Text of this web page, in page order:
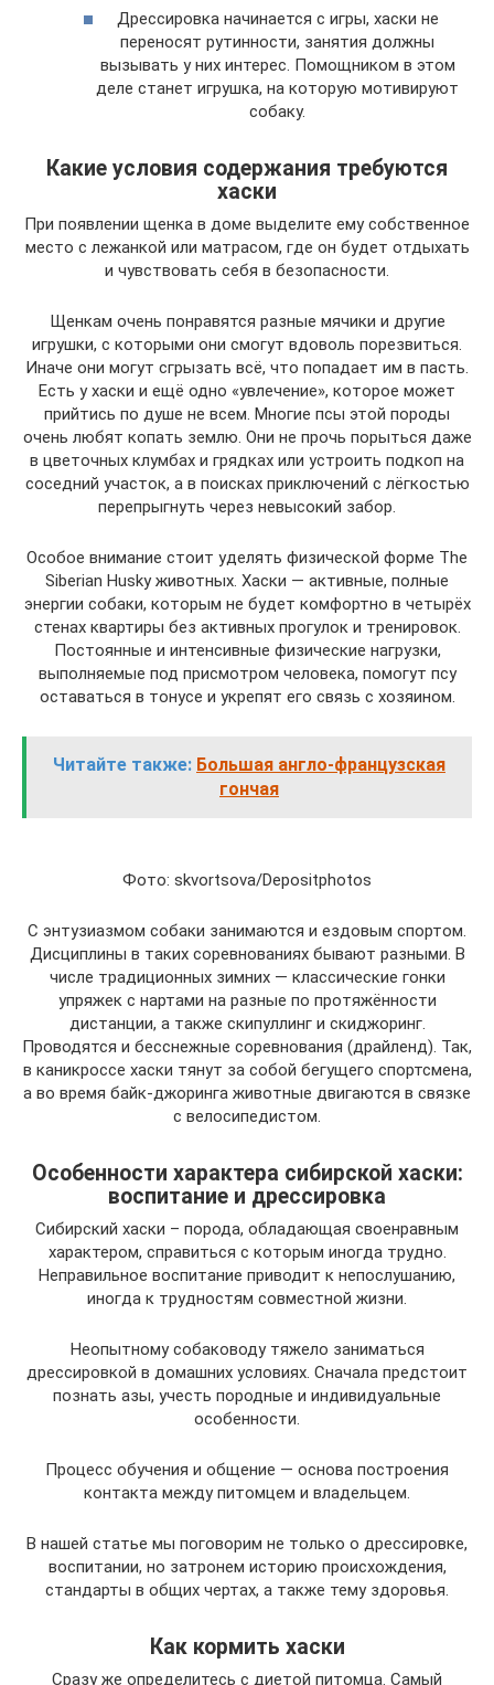
Дрессировка начинается с игры, хаски не
переносят рутинности, занятия должны
вызывать у них интерес. Помощником в этом
деле станет игрушка, на которую мотивируют
собаку.
Какие условия содержания требуются
хаски
При появлении щенка в доме выделите ему собственное
место с лежанкой или матрасом, где он будет отдыхать
и чувствовать себя в безопасности.
Щенкам очень понравятся разные мячики и другие
игрушки, с которыми они смогут вдоволь порезвиться.
Иначе они могут сгрызать всё, что попадает им в пасть.
Есть у хаски и ещё одно «увлечение», которое может
прийтись по душе не всем. Многие псы этой породы
очень любят копать землю. Они не прочь порыться даже
в цветочных клумбах и грядках или устроить подкоп на
соседний участок, а в поисках приключений с лёгкостью
перепрыгнуть через невысокий забор.
Особое внимание стоит уделять физической форме The
Siberian Husky животных. Хаски — активные, полные
энергии собаки, которым не будет комфортно в четырёх
стенах квартиры без активных прогулок и тренировок.
Постоянные и интенсивные физические нагрузки,
выполняемые под присмотром человека, помогут псу
оставаться в тонусе и укрепят его связь с хозяином.
Читайте также: Большая англо-французская
гончая
Фото: skvortsova/Depositphotos
С энтузиазмом собаки занимаются и ездовым спортом.
Дисциплины в таких соревнованиях бывают разными. В
числе традиционных зимних — классические гонки
упряжек с нартами на разные по протяжённости
дистанции, а также скипуллинг и скиджоринг.
Проводятся и бесснежные соревнования (драйленд). Так,
в каникроссе хаски тянут за собой бегущего спортсмена,
а во время байк‑джоринга животные двигаются в связке
с велосипедистом.
Особенности характера сибирской хаски:
воспитание и дрессировка
Сибирский хаски – порода, обладающая своенравным
характером, справиться с которым иногда трудно.
Неправильное воспитание приводит к непослушанию,
иногда к трудностям совместной жизни.
Неопытному собаководу тяжело заниматься
дрессировкой в домашних условиях. Сначала предстоит
познать азы, учесть породные и индивидуальные
особенности.
Процесс обучения и общение — основа построения
контакта между питомцем и владельцем.
В нашей статье мы поговорим не только о дрессировке,
воспитании, но затронем историю происхождения,
стандарты в общих чертах, а также тему здоровья.
Как кормить хаски
Сразу же определитесь с диетой питомца. Самый